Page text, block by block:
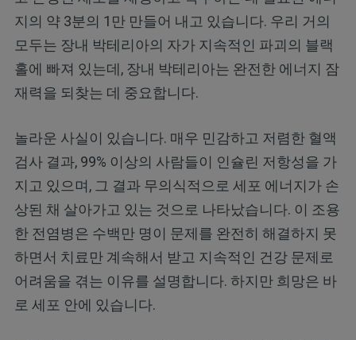
지의 약 3분의 1만 만들어 내고 있습니다. 우리 거의
모두는 장내 박테리아의 자가 지속적인 파괴의 블랙
홀에 빠져 있는데, 장내 박테리아는 완전한 에너지 잠
재력을 되찾는 데 중요합니다.
놀라운 사실이 있습니다. 매우 민감하고 저렴한 혈액
검사 결과, 99% 이상의 사람들이 인슐린 저항성을 가
지고 있으며, 그 결과 무의식적으로 세포 에너지가 손
상된 채 살아가고 있는 것으로 나타났습니다. 이 조용
한 전염병은 수백만 명이 문제를 완전히 해결하지 못
하면서 치료만 계속해서 받고 지속적인 건강 문제로
어려움을 겪는 이유를 설명합니다. 하지만 희망은 바
로 세포 안에 있습니다.